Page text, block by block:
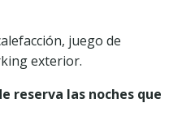
juego de
exterior.
reserva las noches que